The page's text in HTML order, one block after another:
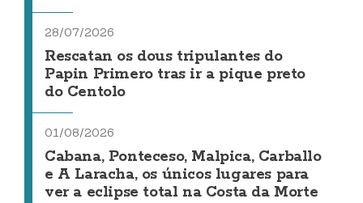
28/07/2026
Rescatan os dous tripulantes do
Papin Primero tras ir a pique preto
do Centolo
01/08/2026
Cabana, Ponteceso, Malpica, Carballo
e A Laracha, os únicos lugares para
ver a eclipse total na Costa da Morte